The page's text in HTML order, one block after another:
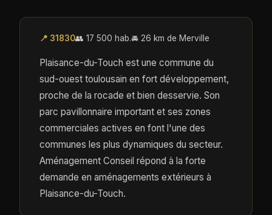
📍 31830👥 17 500 hab.🚘 26 km de Merville
Plaisance-du-Touch est une commune du
sud-ouest toulousain en fort développement,
proche de la rocade et bien desservie. Son
parc pavillonnaire important et ses zones
commerciales actives en font l'une des
communes les plus dynamiques du secteur.
Aménagement Conseil répond à la forte
demande en aménagements extérieurs à
Plaisance-du-Touch.